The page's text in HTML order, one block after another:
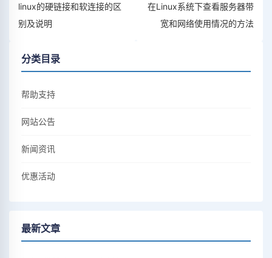
linux的硬链接和软连接的区
别及说明
在Linux系统下查看服务器带
宽和网络使用情况的方法
分类目录
帮助支持
网站公告
新闻资讯
优惠活动
最新文章